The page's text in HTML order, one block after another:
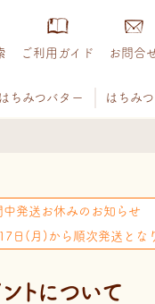
ご利用ガイド お問合
はちみつバター はちみ
中発送お休みのお知らせ
日(月)から順次発送となり
トについて